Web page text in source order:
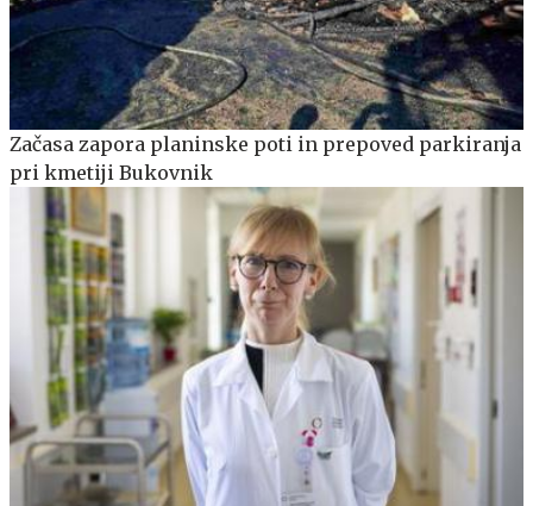
Začasa zapora planinske poti in prepoved parkiranja
pri kmetiji Bukovnik